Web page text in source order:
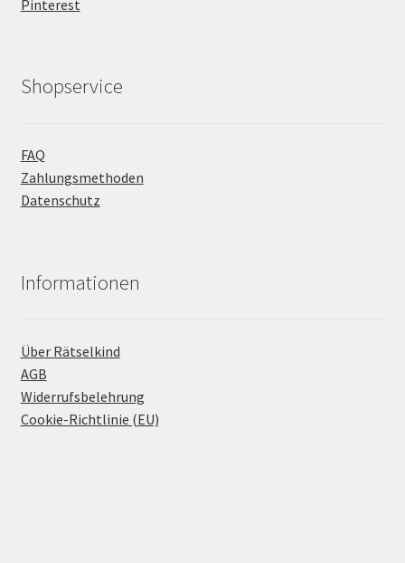
Pinterest
Shopservice
FAQ
Zahlungsmethoden
Datenschutz
Informationen
Über Rätselkind
AGB
Widerrufsbelehrung
Cookie-Richtlinie (EU)